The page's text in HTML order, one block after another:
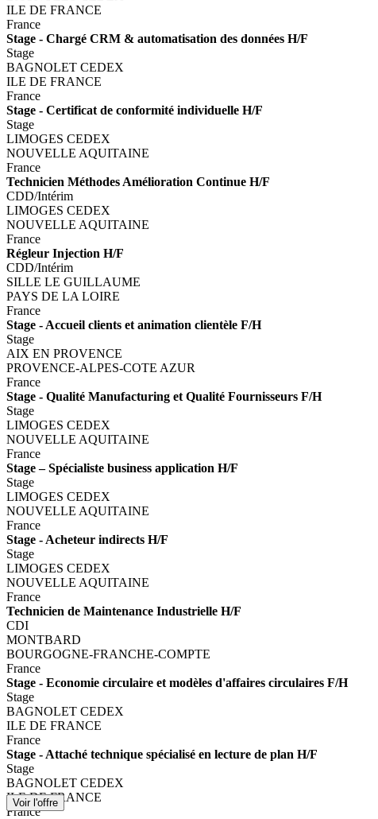
ILE DE FRANCE
France
Stage - Chargé CRM & automatisation des données H/F
Stage
BAGNOLET CEDEX
ILE DE FRANCE
France
Stage - Certificat de conformité individuelle H/F
Stage
LIMOGES CEDEX
NOUVELLE AQUITAINE
France
Technicien Méthodes Amélioration Continue H/F
CDD/Intérim
LIMOGES CEDEX
NOUVELLE AQUITAINE
France
Régleur Injection H/F
CDD/Intérim
SILLE LE GUILLAUME
PAYS DE LA LOIRE
France
Stage - Accueil clients et animation clientèle F/H
Stage
AIX EN PROVENCE
PROVENCE-ALPES-COTE AZUR
France
Stage - Qualité Manufacturing et Qualité Fournisseurs F/H
Stage
LIMOGES CEDEX
NOUVELLE AQUITAINE
France
Stage – Spécialiste business application H/F
Stage
LIMOGES CEDEX
NOUVELLE AQUITAINE
France
Stage - Acheteur indirects H/F
Stage
LIMOGES CEDEX
NOUVELLE AQUITAINE
France
Technicien de Maintenance Industrielle H/F
CDI
MONTBARD
BOURGOGNE-FRANCHE-COMPTE
France
Stage - Economie circulaire et modèles d'affaires circulaires F/H
Stage
BAGNOLET CEDEX
ILE DE FRANCE
France
Stage - Attaché technique spécialisé en lecture de plan H/F
Stage
BAGNOLET CEDEX
ILE DE FRANCE
France